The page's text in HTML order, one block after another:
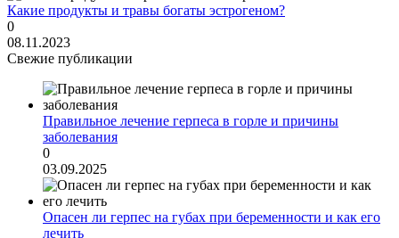
Какие продукты и травы богаты эстрогеном?
0
08.11.2023
Свежие публикации
Правильное лечение герпеса в горле и причины
заболевания
0
03.09.2025
Опасен ли герпес на губах при беременности и как его
лечить